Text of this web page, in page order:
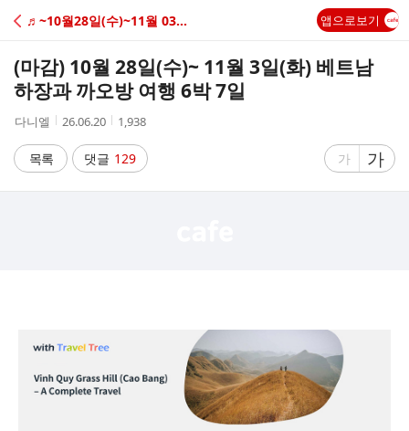
C
A
♬~10월28일(수)~11월 03일 ◈ 베트남 오지 트레킹 ◈ 앱으로보기
(마감) 10월 28일(수)~ 11월 3일(화) 베트남
하장과 까오방 여행 6박 7일
작
자
다니엘
작
시
간
26.06.20
조
수
1,938
목록 댓글 129
글
가
글
자
가